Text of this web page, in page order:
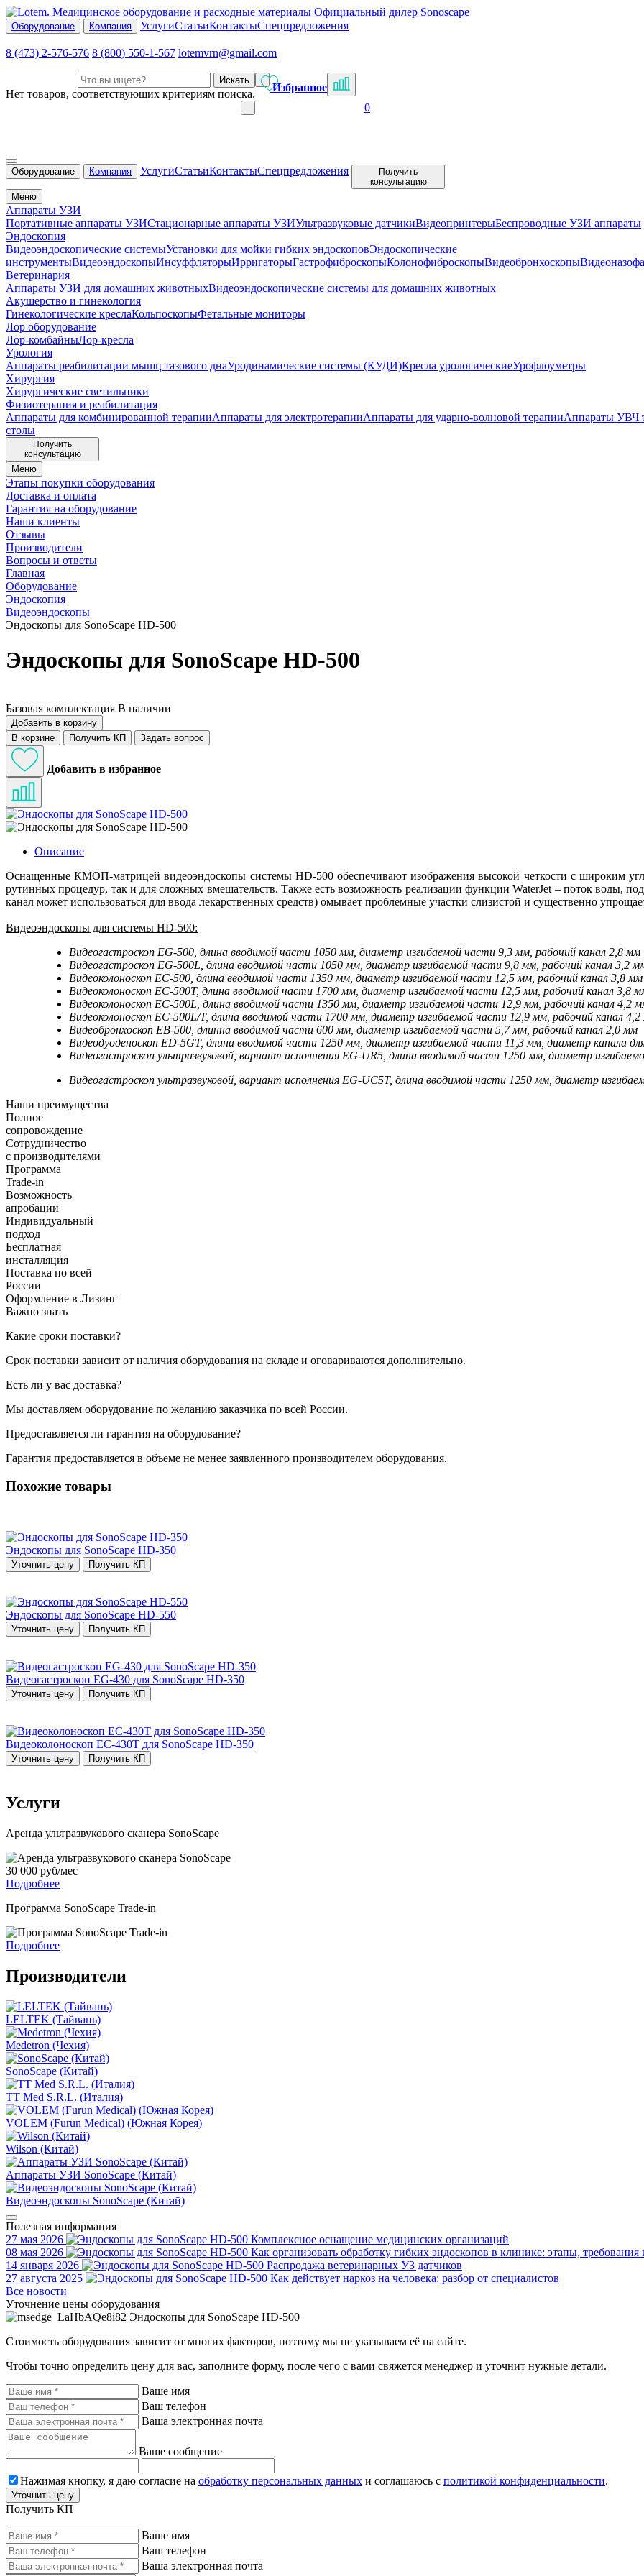
Официальный дилер Sonoscape
Оборудование Компания УслугиСтатьиКонтактыСпецпредложения
8 (473) 2-576-576 8 (800) 550-1-567 lotemvrn@gmail.com
Искать
Нет товаров, соответствующих критериям поиска.
Избранное
0
Оборудование Компания УслугиСтатьиКонтактыСпецпредложения
Получить
консультацию
Меню
Аппараты УЗИ
Портативные аппараты УЗИСтационарные аппараты УЗИУльтразвуковые датчикиВидеопринтерыБеспроводные УЗИ аппараты
Эндоскопия
Видеоэндоскопические системыУстановки для мойки гибких эндоскоповЭндоскопические
инструментыВидеоэндоскопыИнсуффляторыИрригаторыГастрофиброскопыКолонофиброскопыВидеобронхоскопы
Ветеринария
Аппараты УЗИ для домашних животныхВидеоэндоскопические системы для домашних животных
Акушерство и гинекология
Гинекологические креслаКольпоскопыФетальные мониторы
Лор оборудование
Лор-комбайныЛор-кресла
Урология
Аппараты реабилитации мышц тазового днаУродинамические системы (КУДИ)Кресла урологическиеУрофлоуметры
Хирургия
Хирургические светильники
Физиотерапия и реабилитация
Аппараты для комбинированной терапииАппараты для электротерапииАппараты для ударно-волновой терапииАппараты УВЧ
столы
Получить
консультацию
Меню
Этапы покупки оборудования
Доставка и оплата
Гарантия на оборудование
Наши клиенты
Отзывы
Производители
Вопросы и ответы
Главная
Оборудование
Эндоскопия
Видеоэндоскопы
Эндоскопы для SonoScape HD-500
Эндоскопы для SonoScape HD-500
Базовая комплектация В наличии
Добавить в корзину
В корзине
Получить КП Задать вопрос
Добавить в избранное
Описание
Оснащенные КМОП-матрицей видеоэндоскопы системы HD-500 обеспечивают изображения высокой четкости с широким
рутинных процедур, так и для сложных вмешательств. Также есть возможность реализации функции WaterJet – поток воды,
канал может использоваться для ввода лекарственных средств) омывает проблемные участки слизистой и существенно
Видеоэндоскопы для системы HD-500:
Видеогастроскоп EG-500, длина вводимой части 1050 мм, диаметр изгибаемой части 9,3 мм, рабочий канал 2,8 мм
Видеогастроскоп EG-500L, длина вводимой части 1050 мм, диаметр изгибаемой части 9,8 мм, рабочий канал 3,2
Видеоколоноскоп EC-500, длина вводимой части 1350 мм, диаметр изгибаемой части 12,5 мм, рабочий канал 3,8 мм
Видеоколоноскоп EC-500T, длина вводимой части 1700 мм, диаметр изгибаемой части 12,5 мм, рабочий канал 3,8
Видеоколоноскоп EC-500L, длина вводимой части 1350 мм, диаметр изгибаемой части 12,9 мм, рабочий канал 4,2
Видеоколоноскоп EC-500L/T, длина вводимой части 1700 мм, диаметр изгибаемой части 12,9 мм, рабочий канал
Видеобронхоскоп EB-500, длинна вводимой части 600 мм, диаметр изгибаемой части 5,7 мм, рабочий канал 2,0 мм
Видеодуоденоскоп ED-5GT, длина вводимой части 1250 мм, диаметр изгибаемой части 11,3 мм, диаметр канала
Видеогастроскоп ультразвуковой, вариант исполнения EG-UR5, длина вводимой части 1250 мм, диаметр
Видеогастроскоп ультразвуковой, вариант исполнения EG-UC5T, длина вводимой части 1250 мм, диаметр
Наши преимущества
Полное
сопровождение
Сотрудничество
с производителями
Программа
Trade-in
Возможность
апробации
Индивидуальный
подход
Бесплатная
инсталляция
Поставка по всей
России
Оформление в Лизинг
Важно знать
Какие сроки поставки?
Срок поставки зависит от наличия оборудования на складе и оговариваются дополнительно.
Есть ли у вас доставка?
Мы доставляем оборудование по желанию заказчика по всей России.
Предоставляется ли гарантия на оборудование?
Гарантия предоставляется в объеме не менее заявленного производителем оборудования.
Похожие товары
Эндоскопы для SonoScape HD-350
Уточнить цену Получить КП
Эндоскопы для SonoScape HD-550
Уточнить цену Получить КП
Видеогастроскоп EG-430 для SonoScape HD-350
Уточнить цену Получить КП
Видеоколоноскоп EC-430T для SonoScape HD-350
Уточнить цену Получить КП
Услуги
Аренда ультразвукового сканера SonoScape
30 000 руб/мес
Подробнее
Программа SonoScape Trade-in
Подробнее
Производители
LELTEK (Тайвань)
Medetron (Чехия)
SonoScape (Китай)
TT Med S.R.L. (Италия)
VOLEM (Furun Medical) (Южная Корея)
Wilson (Китай)
Аппараты УЗИ SonoScape (Китай)
Видеоэндоскопы SonoScape (Китай)
Полезная информация
27 мая 2026
Комплексное оснащение медицинских организаций
08 мая 2026
Как организовать обработку гибких эндоскопов в клинике: этапы,
14 января 2026
Распродажа ветеринарных УЗ датчиков
27 августа 2025
Как действует наркоз на человека: разбор от специалистов
Все новости
Уточнение цены оборудования
Эндоскопы для SonoScape HD-500
Стоимость оборудования зависит от многих факторов, поэтому мы не указываем её на сайте.
Чтобы точно определить цену для вас, заполните форму, после чего с вами свяжется менеджер и уточнит нужные детали.
Ваше имя
Ваш телефон
Ваша электронная почта
Ваше сообщение
Нажимая кнопку, я даю согласие на обработку персональных данных и соглашаюсь с политикой конфиденциальности.
Уточнить цену
Получить КП
Ваше имя
Ваш телефон
Ваша электронная почта